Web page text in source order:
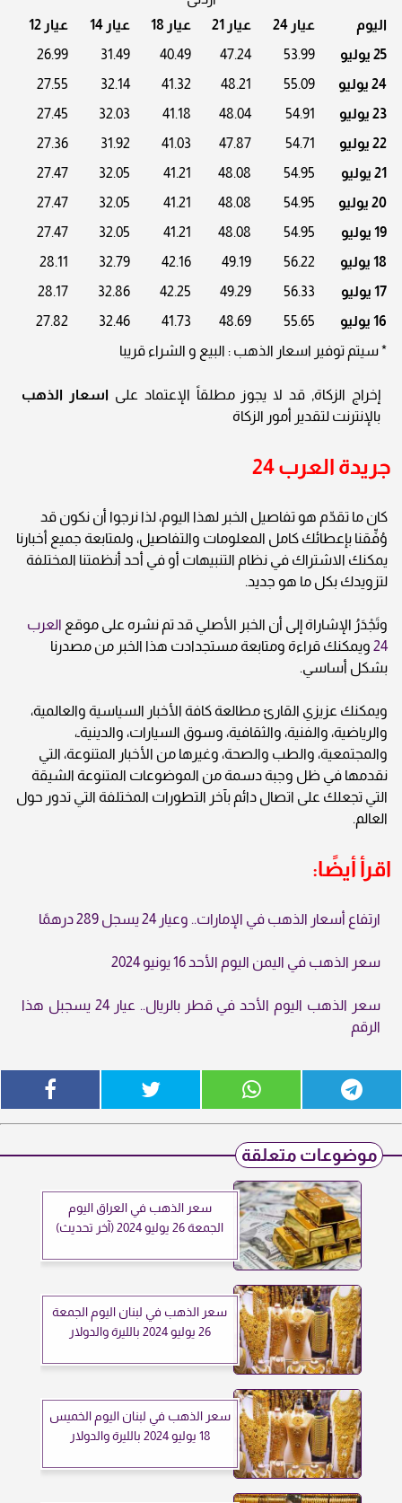
اليوم
عيار 24 عيار 21 عيار 18 عيار 14
عيار 12
25 يوليو
53.99
47.24
40.49
31.49
26.99
24 يوليو
55.09
48.21
41.32
32.14
27.55
23 يوليو
54.91
48.04
41.18
32.03
27.45
22 يوليو
54.71
47.87
41.03
31.92
27.36
21 يوليو
54.95
48.08
41.21
32.05
27.47
20 يوليو
54.95
48.08
41.21
32.05
27.47
19 يوليو
54.95
48.08
41.21
32.05
27.47
18 يوليو
56.22
49.19
42.16
32.79
28.11
17 يوليو
56.33
49.29
42.25
32.86
28.17
16 يوليو
55.65
48.69
41.73
32.46
27.82
* سيتم توفير اسعار الذهب : البيع و الشراء قريبا
إخراج الزكاة, قد لا يجوز مطلقاً الإعتماد على اسعار الذهب
بالإنترنت لتقدير أمور الزكاة
جريدة العرب 24
كان ما تقدّم هو تفاصيل الخبر لهذا اليوم، لذا نرجوا أن نكون قد
وُفِّقنا بإعطائك كامل المعلومات والتفاصيل، ولمتابعة جميع أخبارنا
يمكنك الاشتراك في نظام التنبيهات أو في أحد أنظمتنا المختلفة
لتزويدك بكل ما هو جديد.
وتَجْدَرُ الإشاراة إلى أن الخبر الأصلي قد تم نشره على موقع العرب
24 ويمكنك قراءة ومتابعة مستجدادت هذا الخبر من مصدرنا
بشكل أساسي.
ويمكنك عزيزي القارئ مطالعة كافة الأخبار السياسية والعالمية،
والرياضية، والفنية، والثقافية، وسوق السيارات، والدينيةـ،
والمجتمعية، والطب والصحة، وغيرها من الأخبار المتنوعة، التي
نقدمها في ظل وجبة دسمة من الموضوعات المتنوعة الشيقة
التي تجعلك على اتصال دائم بآخر التطورات المختلفة التي تدور حول
العالم.
اقرأ أيضًا:
ارتفاع أسعار الذهب في الإمارات.. وعيار 24 يسجل 289 درهمًا
سعر الذهب في اليمن اليوم الأحد 16 يونيو 2024
سعر الذهب اليوم الأحد في قطر بالريال.. عيار 24 يسجبل هذا
الرقم
موضوعات متعلقة
سعر الذهب في العراق اليوم
الجمعة 26 يوليو 2024 (آخر تحديث)
سعر الذهب في لبنان اليوم الجمعة
26 يوليو 2024 بالليرة والدولار
سعر الذهب في لبنان اليوم الخميس
18 يوليو 2024 بالليرة والدولار